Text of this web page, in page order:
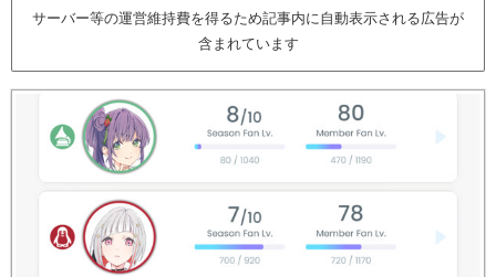
サーバー等の運営維持費を得るため記事内に自動表示される広告が
含まれています